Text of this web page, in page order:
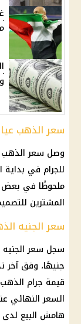
سعر الذهب عيار 18 في
للجرام في بداية
ملحوظًا في بعض
المشترين
سعر الجنيه
جنيهًا، وفق
السعر النهائي
هامش البيع لدى